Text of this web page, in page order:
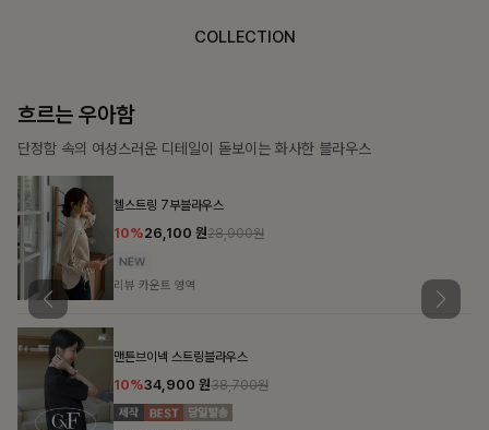
COLLECTION
가벼운 계절감
탄탄한 소재와 깔끔한 핏, 매일 손이 가는 데일리 티셔츠
몽즐라운드 베이직티셔츠
10%15,300 원16,900원
리뷰 카운트 영역
칠킷배색 프린팅맨투맨티
10%20,700 원22,900원